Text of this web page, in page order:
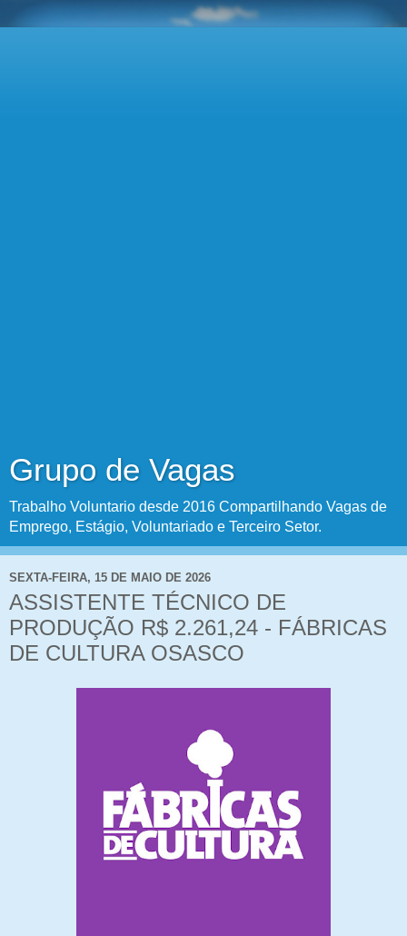
Grupo de Vagas
Trabalho Voluntario desde 2016 Compartilhando Vagas de
Emprego, Estágio, Voluntariado e Terceiro Setor.
SEXTA-FEIRA, 15 DE MAIO DE 2026
ASSISTENTE TÉCNICO DE
PRODUÇÃO R$ 2.261,24 - FÁBRICAS
DE CULTURA OSASCO